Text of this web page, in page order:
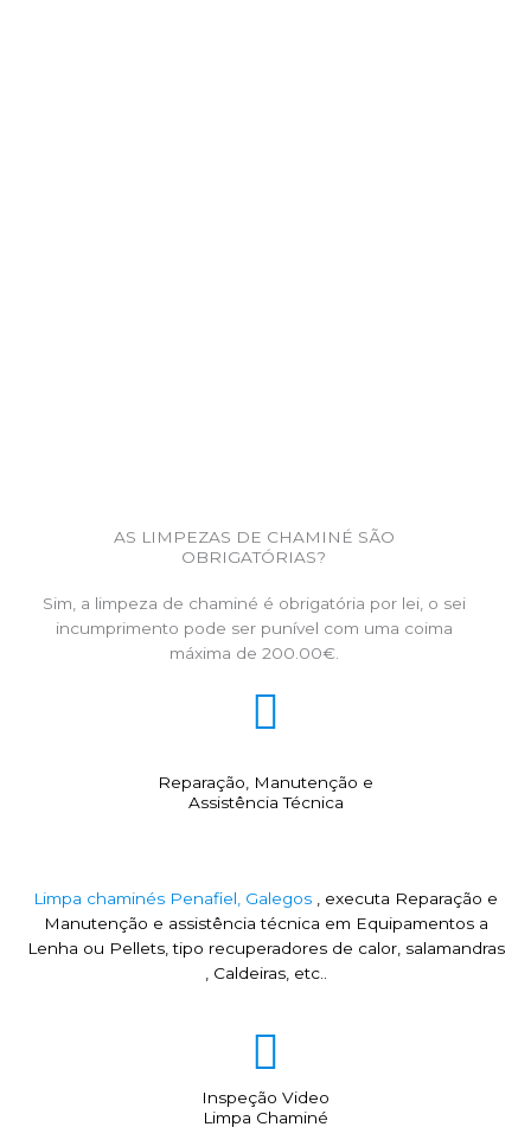
AS LIMPEZAS DE CHAMINÉ SÃO
OBRIGATÓRIAS?
Sim, a limpeza de chaminé é obrigatória por lei, o sei
incumprimento pode ser punível com uma coima
máxima de 200.00€.
Reparação, Manutenção e
Assistência Técnica
Limpa chaminés Penafiel, Galegos , executa Reparação e
Manutenção e assistência técnica em Equipamentos a
Lenha ou Pellets, tipo recuperadores de calor, salamandras
, Caldeiras, etc..
Inspeção Video
Limpa Chaminé